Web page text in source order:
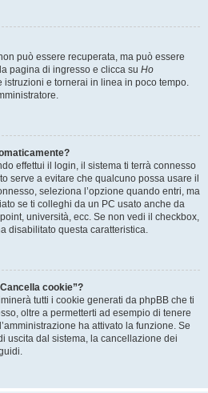
può essere recuperata, ma può essere
pagina di ingresso e clicca su Ho
istruzioni e tornerai in linea in poco tempo.
effettui il login, il sistema ti terrà connesso
serve a evitare che qualcuno possa usare il
seleziona l’opzione quando entri, ma
se ti colleghi da un PC usato anche da
università, ecc. Se non vedi il checkbox,
disabilitato questa caratteristica.
cookie”?
tutti i cookie generati da phpBB che ti
oltre a permetterti ad esempio di tenere
ha attivato la funzione. Se
uscita dal sistema, la cancellazione dei